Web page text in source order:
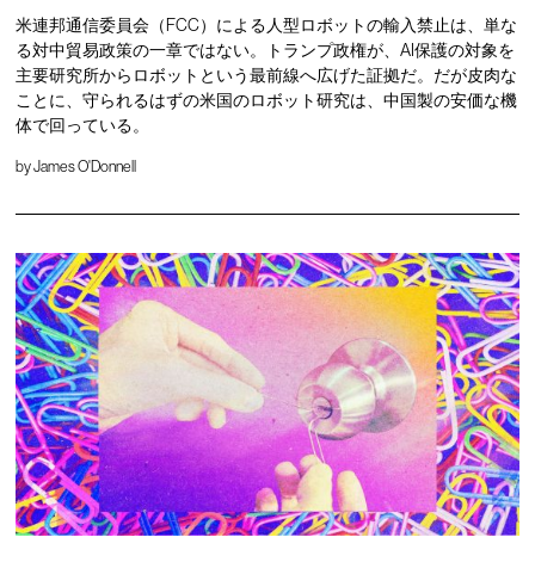
米連邦通信委員会（FCC）による人型ロボットの輸入禁止は、単な
る対中貿易政策の一章ではない。トランプ政権が、AI保護の対象を
主要研究所からロボットという最前線へ広げた証拠だ。だが皮肉な
ことに、守られるはずの米国のロボット研究は、中国製の安価な機
体で回っている。
byJames O'Donnell